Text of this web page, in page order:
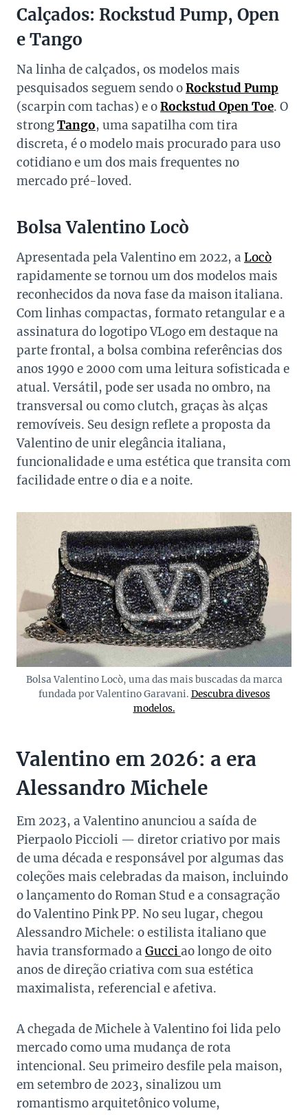
Calçados: Rockstud Pump, Open
e Tango
Na linha de calçados, os modelos mais
pesquisados seguem sendo oRockstud Pump
(scarpin com tachas) e oRockstud Open Toe. O
strongTango, uma sapatilha com tira
discreta, é o modelo mais procurado para uso
cotidiano e um dos mais frequentes no
mercado pré-loved.
Bolsa Valentino Locò
Apresentada pela Valentino em 2022, a Locò
rapidamente se tornou um dos modelos mais
reconhecidos da nova fase da maison italiana.
Com linhas compactas, formato retangular e a
assinatura do logotipo VLogo em destaque na
parte frontal, a bolsa combina referências dos
anos 1990 e 2000 com uma leitura sofisticada e
atual. Versátil, pode ser usada no ombro, na
transversal ou como clutch, graças às alças
removíveis. Seu design reflete a proposta da
Valentino de unir elegância italiana,
funcionalidade e uma estética que transita com
facilidade entre o dia e a noite.
Bolsa Valentino Locò, uma das mais buscadas da marca
fundada por Valentino Garavani. Descubra divesos
modelos.
Valentino em 2026: a era
Alessandro Michele
Em 2023, a Valentino anunciou a saída de
Pierpaolo Piccioli — diretor criativo por mais
de uma década e responsável por algumas das
coleções mais celebradas da maison, incluindo
o lançamento do Roman Stud e a consagração
do Valentino Pink PP. No seu lugar, chegou
Alessandro Michele: o estilista italiano que
havia transformado a Gucciao longo de oito
anos de direção criativa com sua estética
maximalista, referencial e afetiva.
A chegada de Michele à Valentino foi lida pelo
mercado como uma mudança de rota
intencional. Seu primeiro desfile pela maison,
em setembro de 2023, sinalizou um
romantismo arquitetônico volume,